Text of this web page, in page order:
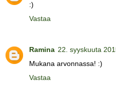
:)
Vastaa
Ramina 22. syyskuuta
Mukana arvonnassa! :)
Vastaa